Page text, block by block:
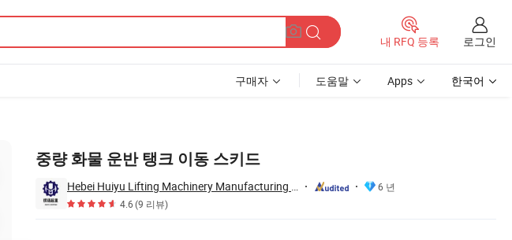
내 RFQ 등록 로그인
구매자 도움말 Apps 한국어
중량 화물 운반 탱크 이동 스키드
Hebei Huiyu Lifting Machinery Manufacturing Co., Ltd.
6 년
4.6(9 리뷰)